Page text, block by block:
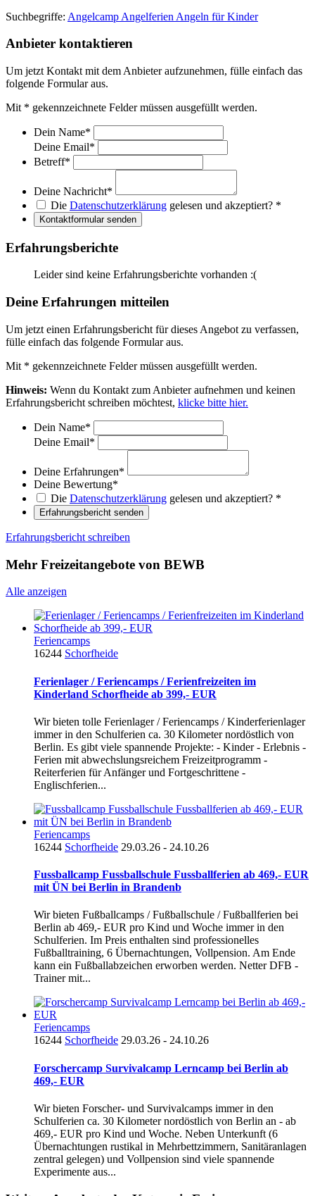
Suchbegriffe: Angelcamp Angelferien Angeln für Kinder
Anbieter kontaktieren
Um jetzt Kontakt mit dem Anbieter aufzunehmen, fülle einfach das
folgende Formular aus.
Mit * gekennzeichnete Felder müssen ausgefüllt werden.
Dein Name*
Deine Email*
Betreff*
Deine Nachricht*
Die Datenschutzerklärung gelesen und akzeptiert? *
Kontaktformular senden
Erfahrungsberichte
Leider sind keine Erfahrungsberichte vorhanden :(
Deine Erfahrungen mitteilen
Um jetzt einen Erfahrungsbericht für dieses Angebot zu verfassen,
fülle einfach das folgende Formular aus.
Mit * gekennzeichnete Felder müssen ausgefüllt werden.
Hinweis: Wenn du Kontakt zum Anbieter aufnehmen und keinen
Erfahrungsbericht schreiben möchtest, klicke bitte hier.
Dein Name*
Deine Email*
Deine Erfahrungen*
Deine Bewertung*
Die Datenschutzerklärung gelesen und akzeptiert? *
Erfahrungsbericht senden
Erfahrungsbericht schreiben
Mehr Freizeitangebote von BEWB
Alle anzeigen
Feriencamps
16244 Schorfheide
Ferienlager / Feriencamps / Ferienfreizeiten im
Kinderland Schorfheide ab 399,- EUR
Wir bieten tolle Ferienlager / Feriencamps / Kinderferienlager
immer in den Schulferien ca. 30 Kilometer nordöstlich von
Berlin. Es gibt viele spannende Projekte: - Kinder - Erlebnis -
Ferien mit abwechslungsreichem Freizeitprogramm -
Reiterferien für Anfänger und Fortgeschrittene -
Englischferien...
Feriencamps
16244 Schorfheide 29.03.26 - 24.10.26
Fussballcamp Fussballschule Fussballferien ab 469,- EUR
mit ÜN bei Berlin in Brandenb
Wir bieten Fußballcamps / Fußballschule / Fußballferien bei
Berlin ab 469,- EUR pro Kind und Woche immer in den
Schulferien. Im Preis enthalten sind professionelles
Fußballtraining, 6 Übernachtungen, Vollpension. Am Ende
kann ein Fußballabzeichen erworben werden. Netter DFB -
Trainer mit...
Feriencamps
16244 Schorfheide 29.03.26 - 24.10.26
Forschercamp Survivalcamp Lerncamp bei Berlin ab
469,- EUR
Wir bieten Forscher- und Survivalcamps immer in den
Schulferien ca. 30 Kilometer nordöstlich von Berlin an - ab
469,- EUR pro Kind und Woche. Neben Unterkunft (6
Übernachtungen rustikal in Mehrbettzimmern, Sanitäranlagen
zentral gelegen) und Vollpension sind viele spannende
Experimente aus...